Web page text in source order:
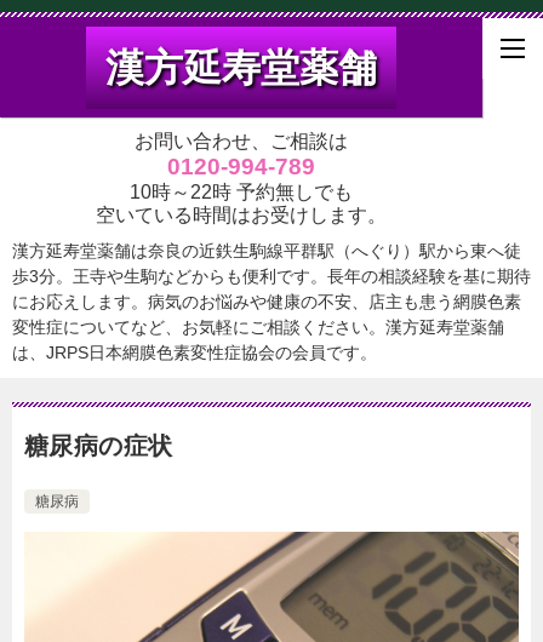
漢方延寿堂薬舗
お問い合わせ、ご相談は
0120-994-789
10時～22時 予約無しでも
空いている時間はお受けします。
漢方延寿堂薬舗は奈良の近鉄生駒線平群駅（へぐり）駅から東へ徒
歩3分。王寺や生駒などからも便利です。長年の相談経験を基に期待
にお応えします。病気のお悩みや健康の不安、店主も患う網膜色素
変性症についてなど、お気軽にご相談ください。漢方延寿堂薬舗
は、JRPS日本網膜色素変性症協会の会員です。
糖尿病の症状
糖尿病